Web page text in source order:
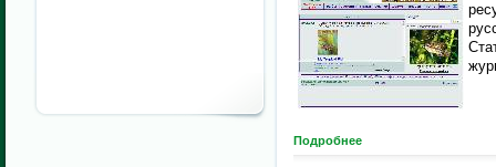
Подробнее